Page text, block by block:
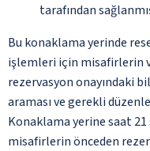
tarafından
Bu konaklama yerinde
işlemleri için misafirlerin
rezervasyon onayındaki
araması ve gerekli
Konaklama yerine saat 21
misafirlerin önceden